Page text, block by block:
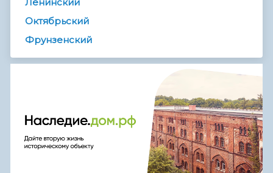
Октябрьский
Фрунзенский